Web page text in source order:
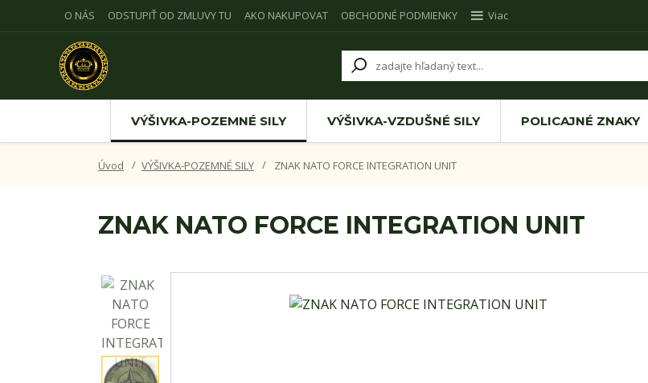
O NÁS ODSTUPIŤ OD ZMLUVY TU AKO NAKUPOVAT OBCHODNÉ PODMIENKY Viac
VÝŠIVKA-POZEMNÉ SILY VÝŠIVKA-VZDUŠNÉ SILY POLICAJNÉ ZNAKY
Úvod VÝŠIVKA-POZEMNÉ SILY ZNAK NATO FORCE INTEGRATION UNIT
ZNAK NATO FORCE INTEGRATION UNIT